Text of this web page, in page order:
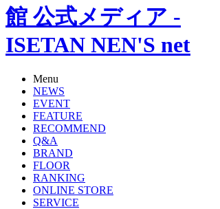
館 公式メディア -
ISETAN NEN'S net
Menu
NEWS
EVENT
FEATURE
RECOMMEND
Q&A
BRAND
FLOOR
RANKING
ONLINE STORE
SERVICE